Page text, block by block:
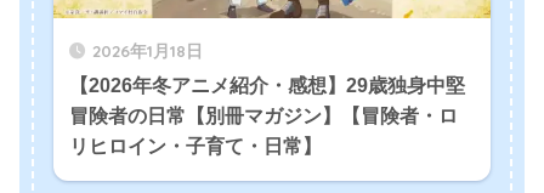
2026年1月18日
【2026年冬アニメ紹介・感想】29歳独身中堅
冒険者の日常【別冊マガジン】【冒険者・ロ
リヒロイン・子育て・日常】